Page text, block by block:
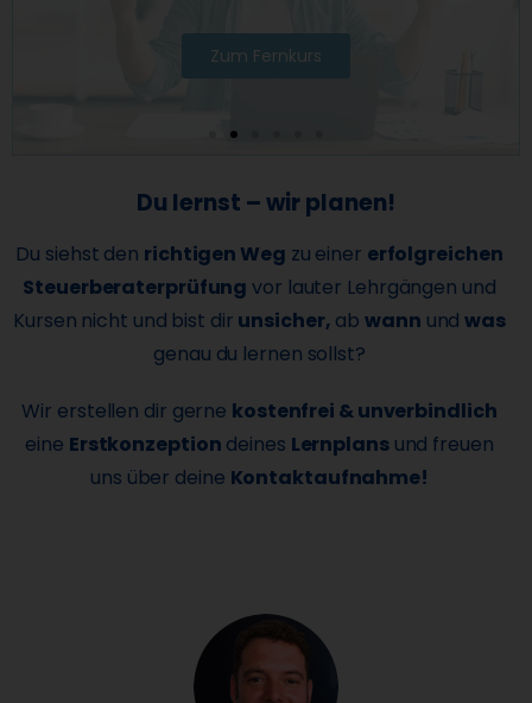
Zum Fernkurs
Du lernst – wir planen!
Du siehst den richtigen Weg zu einer erfolgreichen
Steuerberaterprüfung vor lauter Lehrgängen und
Kursen nicht und bist dir unsicher, abwann undwas
genau du lernen sollst?
Wir erstellen dir gerne kostenfrei & unverbindlich
eine Erstkonzeption deines Lernplansund freuen
uns über deine Kontaktaufnahme!